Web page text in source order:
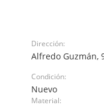
Dirección:
Alfredo Guzmán,
Condición:
Nuevo
Material: